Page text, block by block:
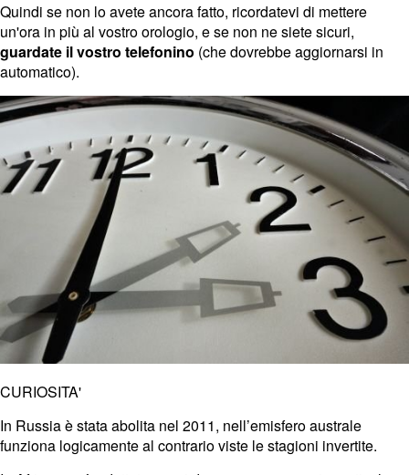
Quindi se non lo avete ancora fatto, ricordatevi di mettere
un'ora in più al vostro orologio, e se non ne siete sicuri,
guardate il vostro telefonino (che dovrebbe aggiornarsi in
automatico).
CURIOSITA'
In Russia è stata abolita nel 2011, nell’emisfero australe
funziona logicamente al contrario viste le stagioni invertite.